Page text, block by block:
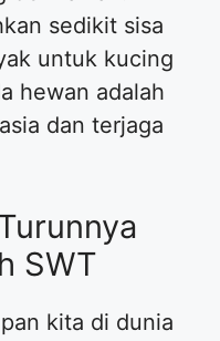
sedikit sisa
untuk kucing
hewan adalah
dan terjaga
SWT
kita di dunia